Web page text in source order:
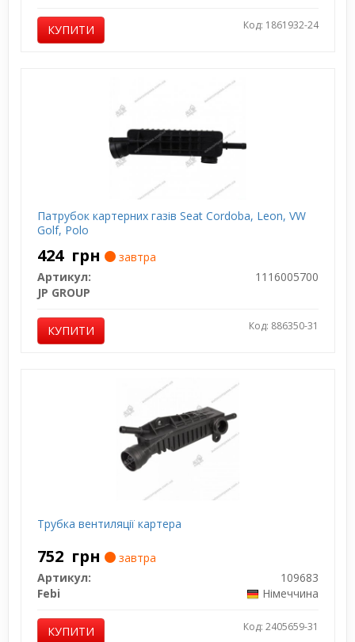
КУПИТИ Код: 1861932-24
Патрубок картерних газів Seat Cordoba, Leon, VW
Golf, Polo
424 грн
завтра
Артикул:
1116005700
JP GROUP
КУПИТИ Код: 886350-31
Трубка вентиляції картера
752 грн
завтра
Артикул:
109683
Febi
Німеччина
КУПИТИ Код: 2405659-31